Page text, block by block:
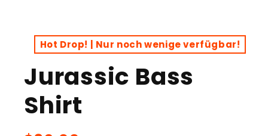
modal
Hot Drop! | Nur noch wenige verfügbar!
Jurassic Bass
Shirt